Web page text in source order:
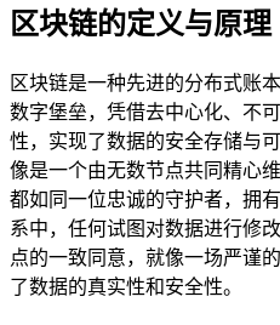
区块链的定义与原理
区块链是一种先进的分布式账
数字堡垒，凭借去中心化、不
性，实现了数据的安全存储与
像是一个由无数节点共同精心
都如同一位忠诚的守护者，拥
系中，任何试图对数据进行修
点的一致同意，就像一场严谨
了数据的真实性和安全性。